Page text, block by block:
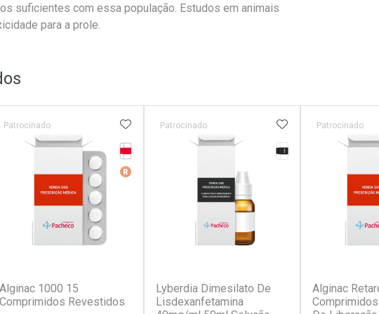
suficientes com essa população. Estudos em animais
para a prole.
Refrigerado
Similar
AOS FAVORITOS
Alginac 1000 15
Comprimidos Revestidos
Tarja Vermelha
Medicamento De Referência
Patrocinado ADICIONAR AOS FAVORITOS
Lyberdia Dimesilato De
Lisdexanfetamina
Tarja Preta
Patrocinado ADICIONAR AOS
Alginac
Patrocinado